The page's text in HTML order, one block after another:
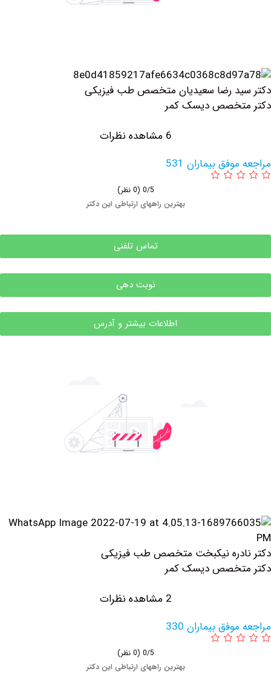
رضا سعیدیان متخصص طب فیزیکی
دیسک کمر
بیماران 531
بهترین راههای ارتباطی این دکتر
تماس تلفنی
نوبت دهی
اطلاعات بیشتر و آدرس
نیکبخت متخصص طب فیزیکی
دیسک کمر
بیماران 330
بهترین راههای ارتباطی این دکتر